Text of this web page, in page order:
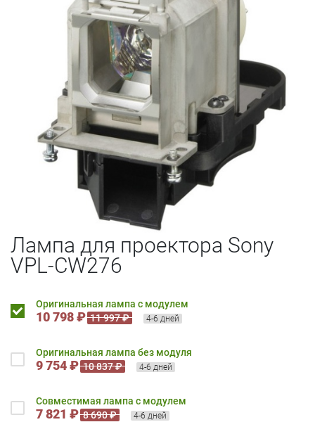
Лампа для проектора Sony
VPL-CW276
Оригинальная лампа с модулем
10 798 ₽ 11 997 ₽ 4-6 дней
Оригинальная лампа без модуля
9 754 ₽ 10 837 ₽ 4-6 дней
Совместимая лампа с модулем
7 821 ₽ 8 690 ₽ 4-6 дней